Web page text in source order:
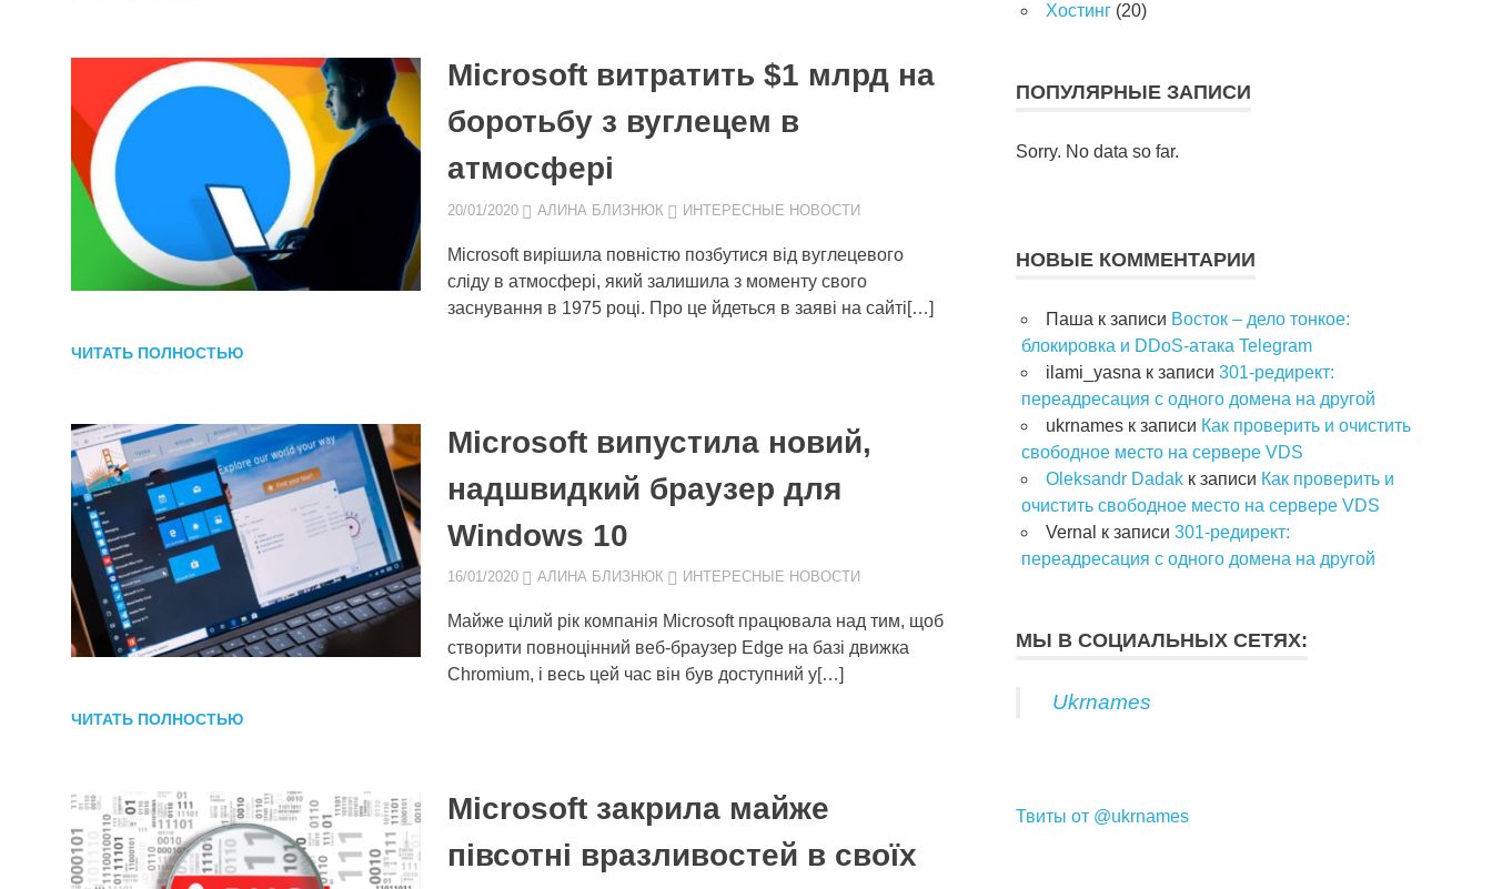
Microsoft витратить $1 млрд на
боротьбу з вуглецем в
атмосфері
20/01/2020 АЛИНА БЛИЗНЮК ИНТЕРЕСНЫЕ НОВОСТИ
Microsoft вирішила повністю позбутися від вуглецевого
сліду в атмосфері, який залишила з моменту свого
заснування в 1975 році. Про це йдеться в заяві на сайті[…]
ЧИТАТЬ ПОЛНОСТЬЮ
Microsoft випустила новий,
надшвидкий браузер для
Windows 10
16/01/2020 АЛИНА БЛИЗНЮК ИНТЕРЕСНЫЕ НОВОСТИ
Майже цілий рік компанія Microsoft працювала над тим, щоб
створити повноцінний веб-браузер Edge на базі движка
Chromium, і весь цей час він був доступний у[…]
ЧИТАТЬ ПОЛНОСТЬЮ
Microsoft закрила майже
півсотні вразливостей в своїх
Хостинг (20)
ПОПУЛЯРНЫЕ ЗАПИСИ
Sorry. No data so far.
НОВЫЕ КОММЕНТАРИИ
Паша к записи Восток – дело тонкое:
блокировка и DDoS-атака Telegram
ilami_yasna к записи 301-редирект:
переадресация с одного домена на другой
ukrnames к записи Как проверить и очистить
свободное место на сервере VDS
Oleksandr Dadak к записи Как проверить и
очистить свободное место на сервере VDS
Vernal к записи 301-редирект:
переадресация с одного домена на другой
МЫ В СОЦИАЛЬНЫХ СЕТЯХ:
Ukrnames
Твиты от @ukrnames